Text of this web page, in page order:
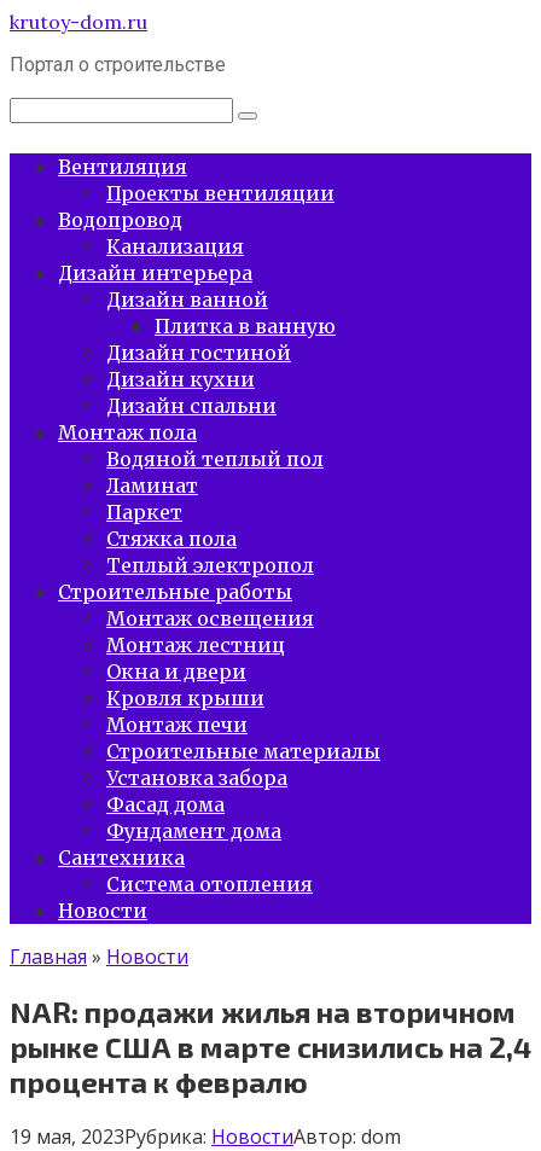
Перейти
контенту
krutoy-dom.ru
Портал о строительстве
Поиск:
Вентиляция
Проекты вентиляции
Водопровод
Канализация
Дизайн интерьера
Дизайн ванной
Плитка в ванную
Дизайн гостиной
Дизайн кухни
Дизайн спальни
Монтаж пола
Водяной теплый пол
Ламинат
Паркет
Стяжка пола
Теплый электропол
Строительные работы
Монтаж освещения
Монтаж лестниц
Окна и двери
Кровля крыши
Монтаж печи
Строительные материалы
Установка забора
Фасад дома
Фундамент дома
Сантехника
Система отопления
Новости
Главная » Новости
NAR: продажи жилья на вторичном
рынке США в марте снизились на 2,4
процента к февралю
19 мая, 2023Рубрика: НовостиАвтор: dom